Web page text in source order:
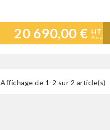
20 690,00 € HT
Prix public
Affichage de 1-2 sur 2 article(s)